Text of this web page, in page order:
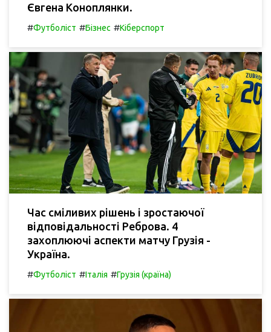
Євгена Коноплянки.
#Футболіст #Бізнес #Кіберспорт
Час сміливих рішень і зростаючої
відповідальності Реброва. 4
захоплюючі аспекти матчу Грузія -
Україна.
#Футболіст #Італія #Грузія (країна)